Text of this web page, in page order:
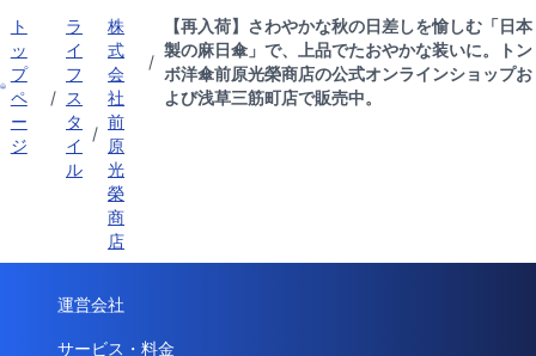
ト
ッ
プ
ペ
ー
ジ
/
ラ
イ
フ
ス
タ
イ
ル
/
株
式
会
社
前
原
光
榮
商
店
/
【再入荷】さわやかな秋の日差しを愉しむ「日本
製の麻日傘」で、上品でたおやかな装いに。トン
ボ洋傘前原光榮商店の公式オンラインショップお
よび浅草三筋町店で販売中。
運営会社
サービス・料金